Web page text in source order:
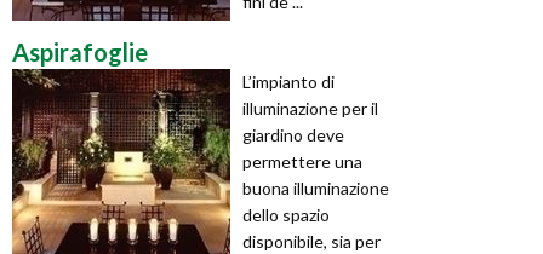
Aspirafoglie
L’impianto di
illuminazione per il
giardino deve
permettere una
buona illuminazione
dello spazio
disponibile, sia per